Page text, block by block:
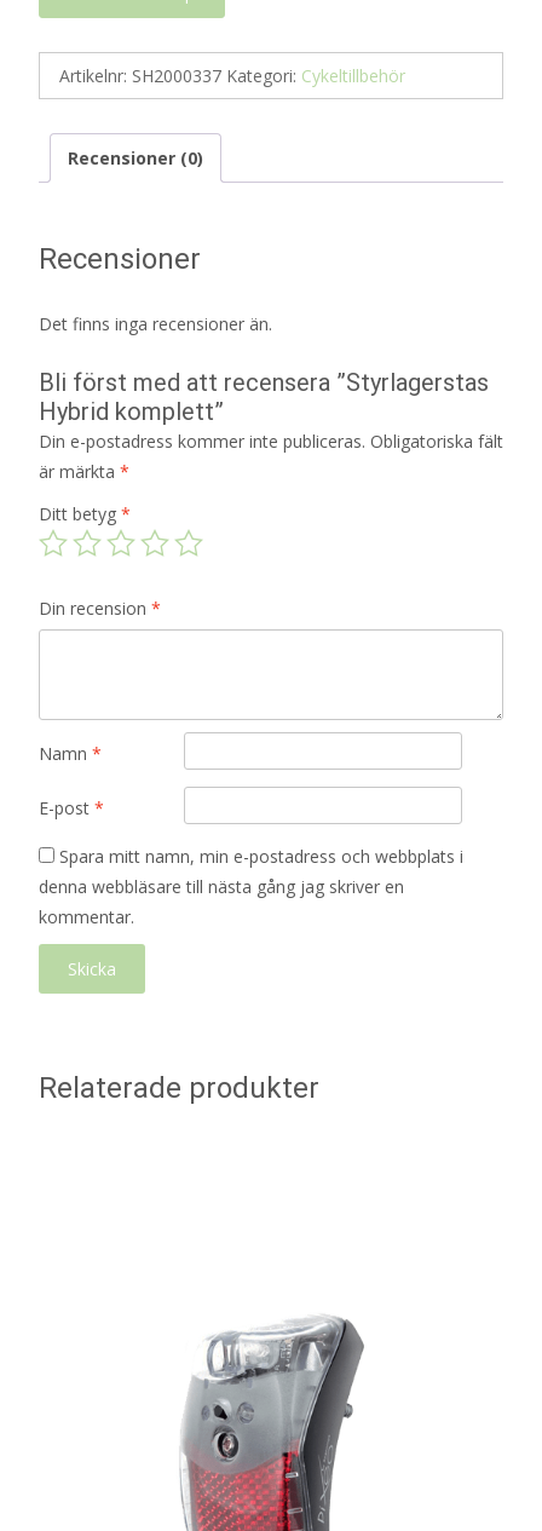
Artikelnr: SH2000337 Kategori: Cykeltillbehör
Recensioner (0)
Recensioner
Det finns inga recensioner än.
Bli först med att recensera ”Styrlagerstas
Hybrid komplett”
Din e-postadress kommer inte publiceras. Obligatoriska fält
är märkta *
Ditt betyg *
Din recension *
Namn *
E-post *
Spara mitt namn, min e-postadress och webbplats i
denna webbläsare till nästa gång jag skriver en
kommentar.
Relaterade produkter